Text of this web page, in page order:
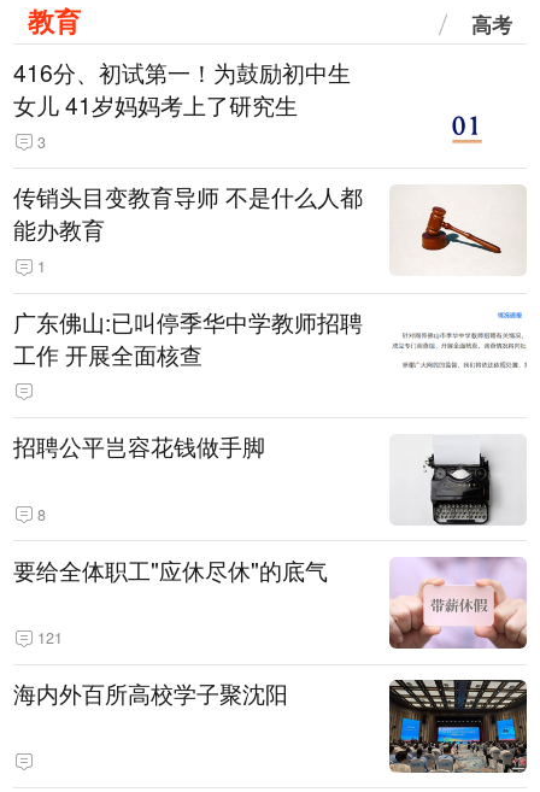
教育 高考
416分、初试第一！为鼓励初中生
女儿 41岁妈妈考上了研究生
3
传销头目变教育导师 不是什么人都
能办教育
1
广东佛山:已叫停季华中学教师招聘
工作 开展全面核查
招聘公平岂容花钱做手脚
8
要给全体职工"应休尽休"的底气
121
海内外百所高校学子聚沈阳